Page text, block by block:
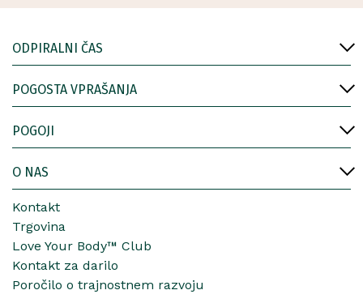
ODPIRALNI ČAS
POGOSTA VPRAŠANJA
POGOJI
O NAS
Kontakt
Trgovina
Love Your Body™ Club
Kontakt za darilo
Poročilo o trajnostnem razvoju